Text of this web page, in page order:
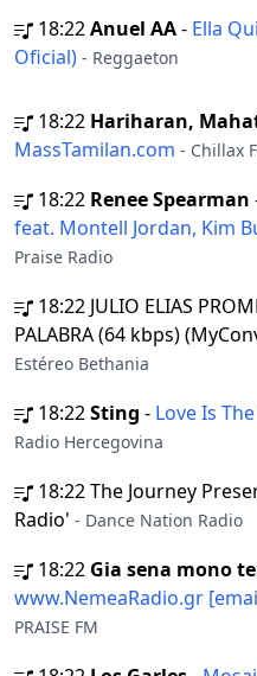
18:22Anuel AA- Ella
Oficial) - Reggaeton
18:22 Hariharan,
MassTamilan.com - Chillax
18:22 Renee Spearman
feat. Montell Jordan, Kim
Praise Radio
18:22 JULIO ELIAS
PALABRA (64 kbps)
Estéreo Bethania
18:22Sting - Love Is
Radio Hercegovina
18:22The Journey
Radio' - Dance Nation Radio
18:22 Gia sena mono
www.NemeaRadio.gr
PRAISE FM